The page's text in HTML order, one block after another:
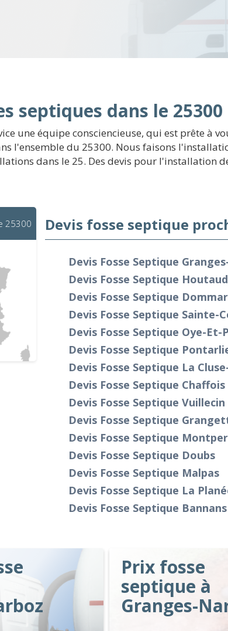
septiques dans le 25300
une équipe consciencieuse, qui est prête à
l'ensemble du 25300. Nous faisons
dans le 25. Des devis pour l'installation
25300 Devis fosse septique
Devis Fosse Septique
Devis Fosse Septique Houtaud
Devis Fosse Septique
Devis Fosse Septique Sainte-
Devis Fosse Septique Oye-Et-
Devis Fosse Septique
Devis Fosse Septique La
Devis Fosse Septique Chaffois
Devis Fosse Septique Vuillecin
Devis Fosse Septique
Devis Fosse Septique
Devis Fosse Septique Doubs
Devis Fosse Septique Malpas
Devis Fosse Septique La
Devis Fosse Septique Bannans
Prix fosse
septique à
Granges-